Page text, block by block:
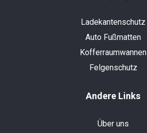
Ladekantenschutz
Auto Fußmatten
Kofferraumwannen
Felgenschutz
Andere Links
Über uns